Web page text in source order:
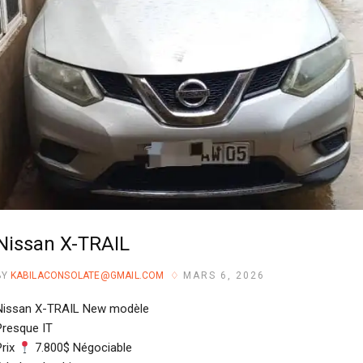
X-TRAIL
KABILACONSOLATE@GMAIL.COM MARS 6, 2026
X-TRAIL New modèle
IT
7.800$ Négociable